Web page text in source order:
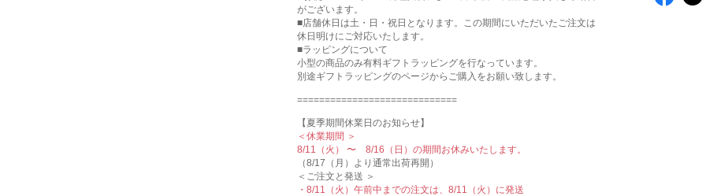
がございます。
■店舗休日は土・日・祝日となります。この期間にいただいたご注文は
休日明けにご対応いたします。
■ラッピングについて
小型の商品のみ有料ギフトラッピングを行なっています。
別途ギフトラッピングのページからご購入をお願い致します。
=============================
【夏季期間休業日のお知らせ】
＜休業期間 ＞
8/11（火） 〜 8/16（日）の期間お休みいたします。
（8/17（月）より通常出荷再開）
＜ご注文と発送 ＞
・8/11（火）午前中までの注文は、8/11（火）に発送